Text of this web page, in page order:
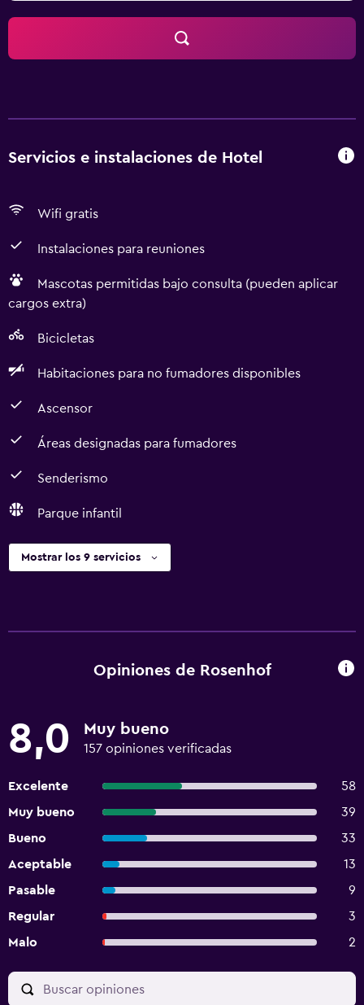
Servicios e instalaciones de Hotel
Wifi gratis
Instalaciones para reuniones
Mascotas permitidas bajo consulta (pueden aplicar
cargos extra)
Bicicletas
Habitaciones para no fumadores disponibles
Ascensor
Áreas designadas para fumadores
Senderismo
Parque infantil
Mostrar los 9 servicios
Opiniones de Rosenhof
8,0 Muy bueno
157 opiniones verificadas
Excelente
58
Muy bueno
39
Bueno
33
Aceptable
13
Pasable
9
Regular
3
Malo
2